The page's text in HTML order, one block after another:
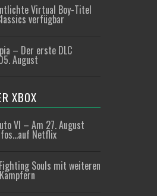
Virtual Boy-Titel
verfügbar
– Der erste DLC
August
XBOX
VI – Am 27. August
Netflix
Souls mit weiteren